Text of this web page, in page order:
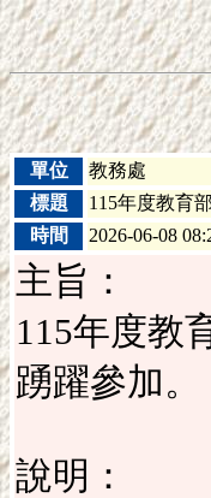
單位
教務處
標題
115年度教育
時間
2026-06-08
主旨：
115年度教
踴躍參加。
說明：